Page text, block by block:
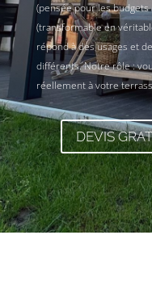
(pensée pour les budgets
(transformable en
répond à des usages et
différents. Notre rôle :
réellement à votre
DEVIS